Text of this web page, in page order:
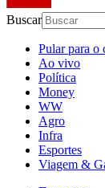
Buscar
Pular para o
Ao vivo
Política
Money
WW
Agro
Infra
Esportes
Viagem &